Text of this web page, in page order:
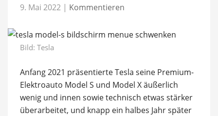
9. Mai 2022 | Kommentieren
Bild: Tesla
Anfang 2021 präsentierte Tesla seine Premium-
Elektroauto Model S und Model X äußerlich
wenig und innen sowie technisch etwas stärker
überarbeitet, und knapp ein halbes Jahr später